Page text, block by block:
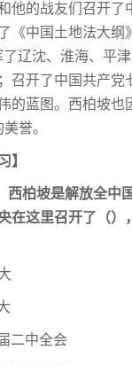
他的战友们召开了
《中国土地法大纲
了辽沈、淮海、平
召开了中国共产党
的蓝图。西柏坡也
美誉。
】
西柏坡是解放全中
在这里召开了（）
二中全会